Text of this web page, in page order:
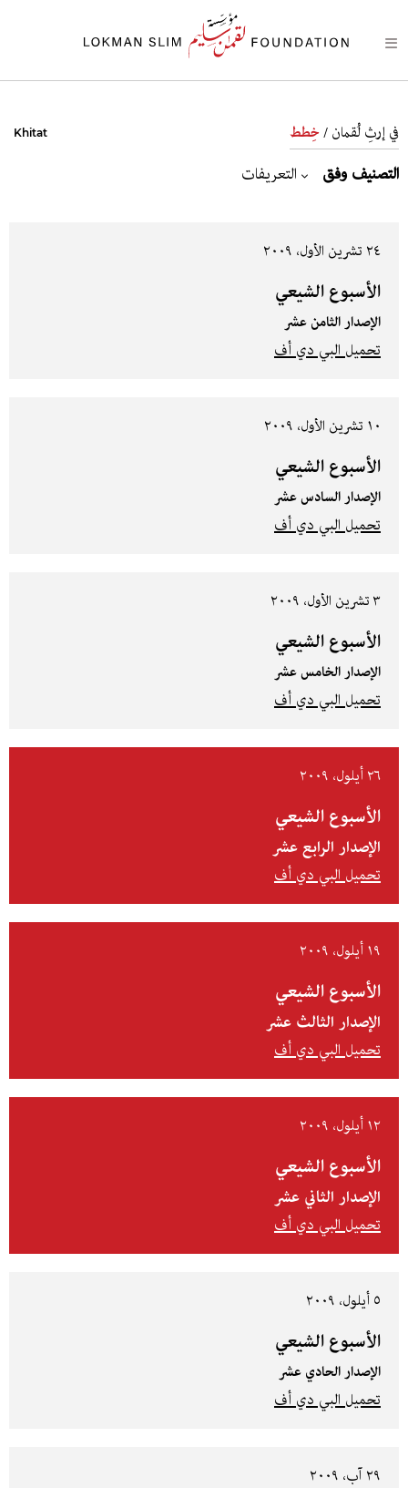
في إرثِ لُقمان /خِطط Khitat
التصنيف وفق
٢٤ تشرين الأول، ٢٠٠٩
الأسبوع الشيعي
الإصدار الثامن عشر
تحميل البي دي أف
١٠ تشرين الأول، ٢٠٠٩
الأسبوع الشيعي
الإصدار السادس عشر
تحميل البي دي أف
٣ تشرين الأول، ٢٠٠٩
الأسبوع الشيعي
الإصدار الخامس عشر
تحميل البي دي أف
٢٦ أيلول، ٢٠٠٩
الأسبوع الشيعي
الإصدار الرابع عشر
تحميل البي دي أف
١٩ أيلول، ٢٠٠٩
الأسبوع الشيعي
الإصدار الثالث عشر
تحميل البي دي أف
١٢ أيلول، ٢٠٠٩
الأسبوع الشيعي
الإصدار الثاني عشر
تحميل البي دي أف
٥ أيلول، ٢٠٠٩
الأسبوع الشيعي
الإصدار الحادي عشر
تحميل البي دي أف
٢٩ آب، ٢٠٠٩